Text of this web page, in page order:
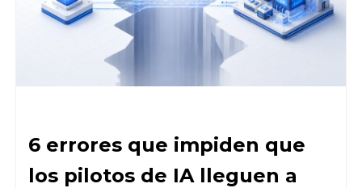
6 errores que impiden que
los pilotos de IA lleguen a